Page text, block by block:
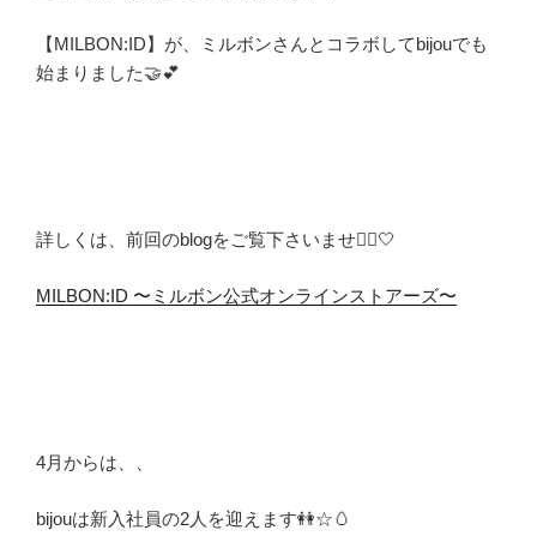
【MILBON:ID】が、ミルボンさんとコラボしてbijouでも
始まりました🤝💕
詳しくは、前回のblogをご覧下さいませ💁‍♀️🤍
MILBON:ID 〜ミルボン公式オンラインストアーズ〜
4月からは、、
bijouは新入社員の2人を迎えます👭☆🥚